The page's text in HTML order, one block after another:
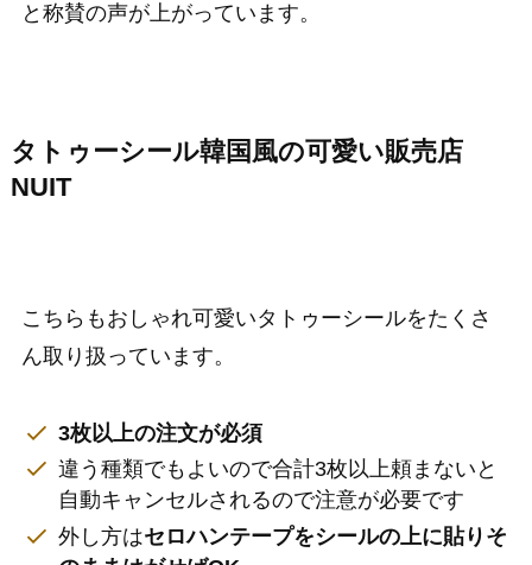
と称賛の声が上がっています。
タトゥーシール韓国風の可愛い販売店
NUIT
こちらもおしゃれ可愛いタトゥーシールをたくさ
ん取り扱っています。
3枚以上の注文が必須
違う種類でもよいので合計3枚以上頼まないと
自動キャンセルされるので注意が必要です
外し方はセロハンテープをシールの上に貼りそ